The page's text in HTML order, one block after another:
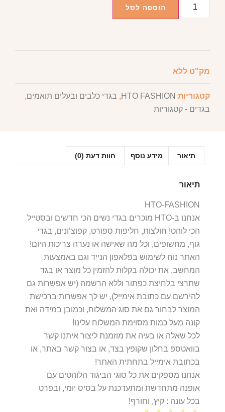
הוספה לסל
מק"ט ללא
קטגוריות HTO FASHION
, בגדי כלבים ובעלים תואמים,
בגדים - קטגוריות
תיאור מידע נוסף חוות דעת (0)
תיאור
HTO-FASHION
אנחנו ב-HTO מוכרים בגדי נשים הכי חדשים ובסטייל
הכי לוהט! חולצות, חליפות ספורט, קפוצ’ונים, בגדי
גוף, מחשופים, וכל מה שאישה או נערה צריכות היום!
האתר נוח לשימוש בפלאפון הנייד וגם באמצעות
המחשב, את יכולה בקלות להזמין כל מוצר או בגד
שתרצי בלחיצת כפתור וללא הרשמה (יש אפשרות גם
להירשם עם כתובת אימייל), יש לך אפשרות ברכישת
המוצר לבחור גם את סוג המשלוח, וכמובן במידה ואת
קונה מעל כמות מסוימת המשלוח עלינו!
לכל שאלה או בעיה את מוזמנת ליצור איתנו קשר
בוואטספ בחלון שקופץ בצד, או בצור קשר באתר, או
בכתובת אימייל בתחתית האתר!
אנחנו מספקים את כל סוגי הביגוד הלוהטים עם
אופנה מתחדשת ומתעדכנת על בסיס יומי, ובפרט
בכל עונה : קיץ, וחורף!